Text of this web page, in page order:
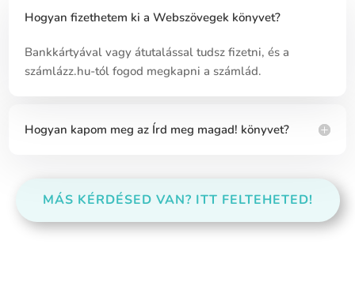
Hogyan fizethetem ki a Webszövegek könyvet?
Bankkártyával vagy átutalással tudsz fizetni, és a
számlázz.hu-tól fogod megkapni a számlád.
Hogyan kapom meg az Írd meg magad! könyvet?
MÁS KÉRDÉSED VAN? ITT FELTEHETED!